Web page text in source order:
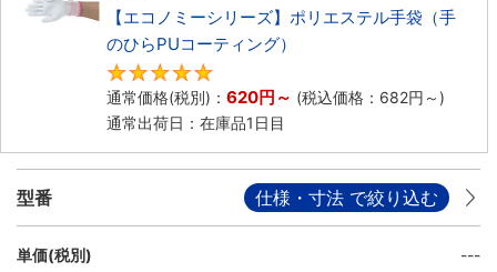
【エコノミーシリーズ】ポリエステル手袋（手
のひらPUコーティング）
通常価格(税別)： 620円 ～ (税込価格： 682円 ～)
通常出荷日：在庫品1日目
型番 仕様・寸法 で絞り込む
単価(税別) ---